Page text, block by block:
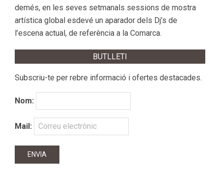
demés, en les seves setmanals sessions de mostra
artística global esdevé un aparador dels Dj’s de
l’escena actual, de referència a la Comarca.
BUTLLETI
Subscriu-te per rebre informació i ofertes destacades.
Nom:
Mail: